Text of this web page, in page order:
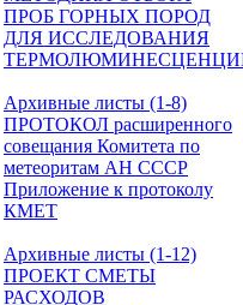
ПРОБ ГОРНЫХ ПОРОД
ДЛЯ ИССЛЕДОВАНИЯ
Архивные листы (1-8)
ПРОТОКОЛ расширенного
совещания Комитета по
метеоритам АН СССР
Приложение к протоколу
КМЕТ
Архивные листы (1-12)
ПРОЕКТ СМЕТЫ
РАСХОДОВ